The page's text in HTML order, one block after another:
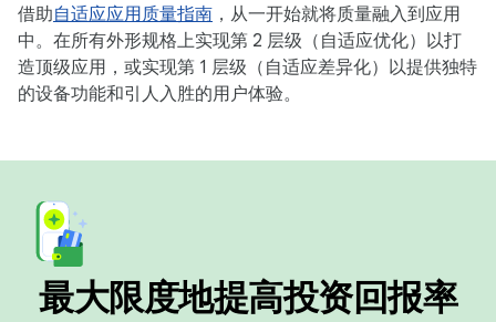
借助自适应应用质量指南 ，从一开始就将质量融入到应用
中。在所有外形规格上实现第 2 层级（自适应优化）以打
造顶级应用，或实现第 1 层级（自适应差异化）以提供独特
的设备功能和引人入胜的用户体验。
最大限度地提高投资回报率